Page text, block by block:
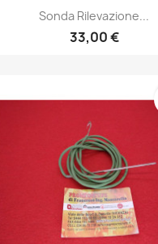
Anteprima
Sonda Rilevazione...
33,00 €